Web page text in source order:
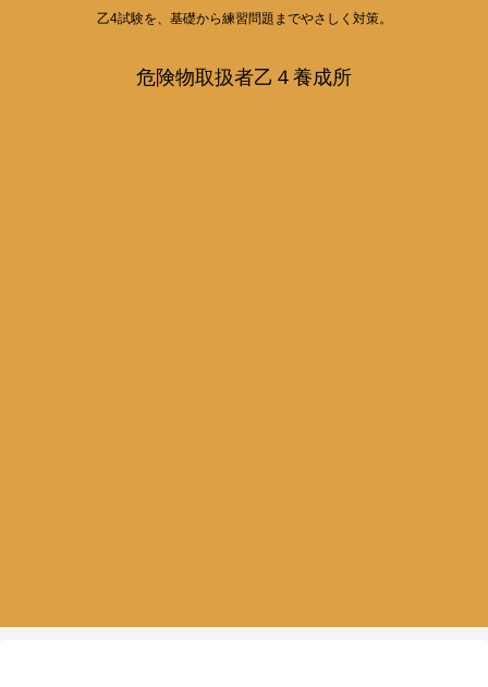
乙4試験を、基礎から練習問題までやさしく対策。
危険物取扱者乙４養成所